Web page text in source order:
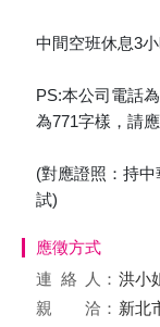
中間空班休息3
PS:本公司電話
為771字樣，請
(對應證照：持
試)
應徵方式
連絡
人： 洪小
親 洽： 新北